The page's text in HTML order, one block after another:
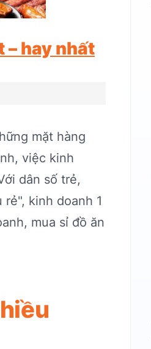
– hay nhất
mặt hàng
việc kinh
dân số trẻ,
kinh doanh 1
mua sỉ đồ ăn